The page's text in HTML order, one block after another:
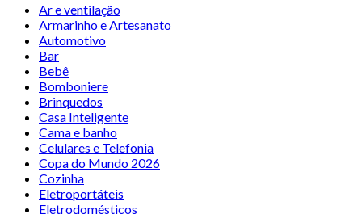
Ar e ventilação
Armarinho e Artesanato
Automotivo
Bar
Bebê
Bomboniere
Brinquedos
Casa Inteligente
Cama e banho
Celulares e Telefonia
Copa do Mundo 2026
Cozinha
Eletroportáteis
Eletrodomésticos